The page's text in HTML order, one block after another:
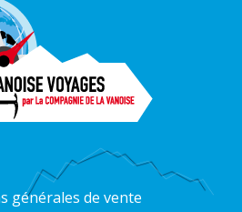
générales de vente